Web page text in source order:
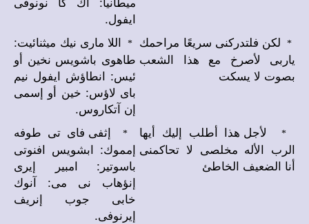
ايفول.
*
اللا مارى نيك ميثنائيت:
طاهوى باشويس نخين أو
ئيس: انطاؤش ايفول نيم
باى لاؤس: خين أو إسمى
إن آتكاروس.
*
لكن فلتدركنى سريعًا مراحمك
ياربى لأصرخ مع هذا الشعب
بصوت لا يسكت
*
إثفى فاى تى طوفه
إمموك: ابشويس افنوتى
باسوتير: امبير إيرى
إنؤهاب نى مى: آنوك
خابى جوب إنريف
إيرنوفى.
*
لأجل هذا أطلب إليك أيها
الرب الأله مخلصى لا تحاكمنى
أنا الضعيف الخاطئ